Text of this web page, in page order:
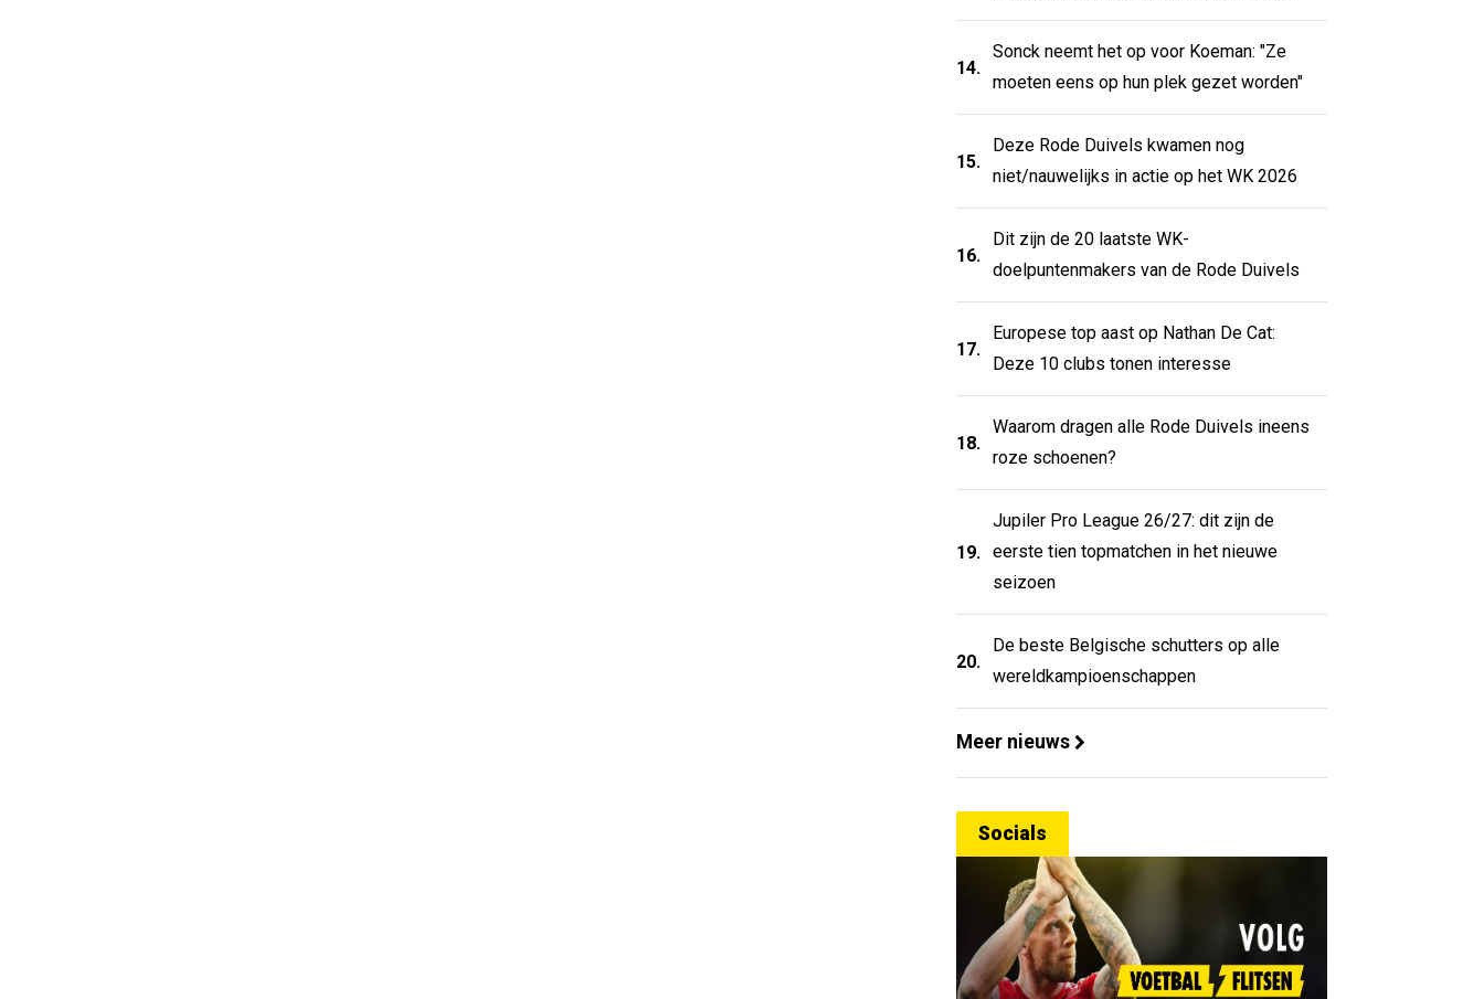
14.
Sonck neemt het op voor Koeman: "Ze
moeten eens op hun plek gezet worden"
15.
Deze Rode Duivels kwamen nog
niet/nauwelijks in actie op het WK 2026
16.
Dit zijn de 20 laatste WK-
doelpuntenmakers van de Rode Duivels
17.
Europese top aast op Nathan De Cat:
Deze 10 clubs tonen interesse
18.
Waarom dragen alle Rode Duivels ineens
roze schoenen?
19.
Jupiler Pro League 26/27: dit zijn de
eerste tien topmatchen in het nieuwe
seizoen
20.
De beste Belgische schutters op alle
wereldkampioenschappen
Meer nieuws
Socials